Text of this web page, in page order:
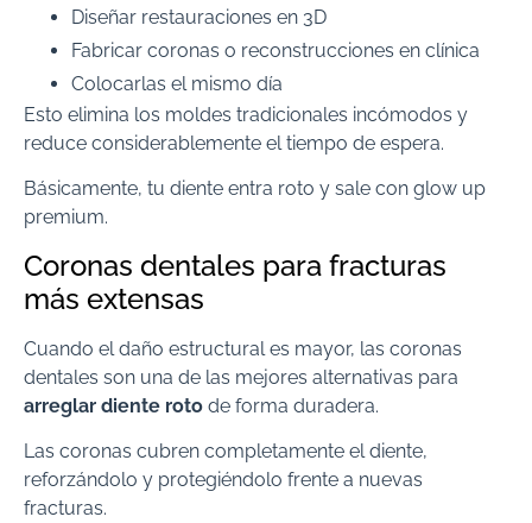
Diseñar restauraciones en 3D
Fabricar coronas o reconstrucciones en clínica
Colocarlas el mismo día
Esto elimina los moldes tradicionales incómodos y
reduce considerablemente el tiempo de espera.
Básicamente, tu diente entra roto y sale con glow up
premium.
Coronas dentales para fracturas
más extensas
Cuando el daño estructural es mayor, las coronas
dentales son una de las mejores alternativas para
arreglar diente roto de forma duradera.
Las coronas cubren completamente el diente,
reforzándolo y protegiéndolo frente a nuevas
fracturas.